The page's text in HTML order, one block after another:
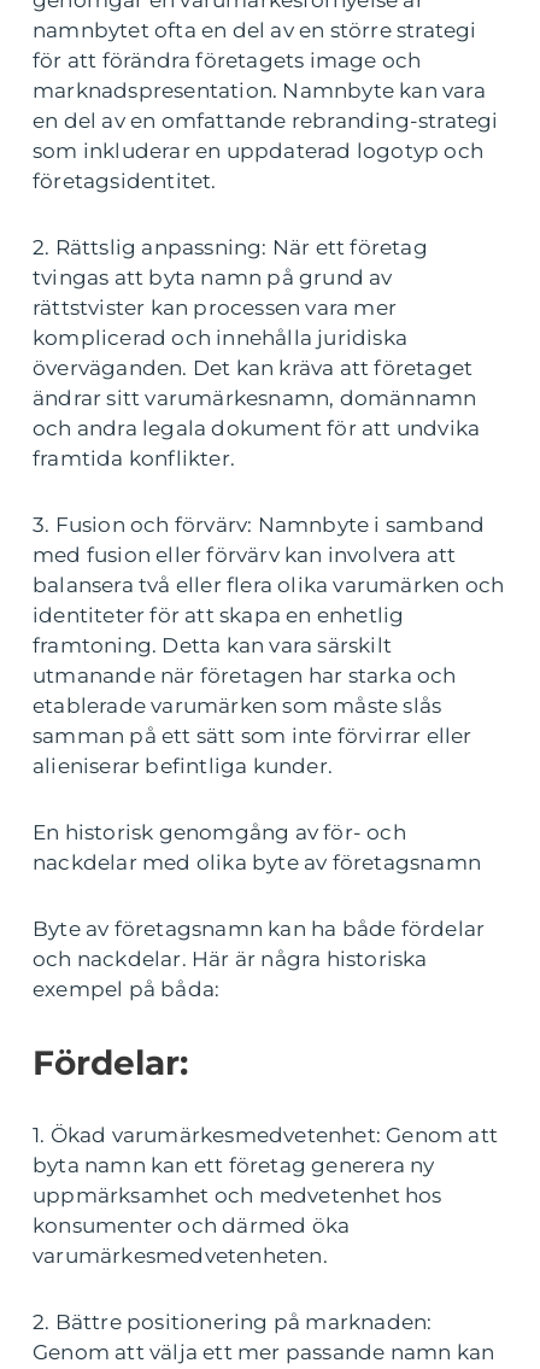
namnbytet ofta en del av en större strategi
för att förändra företagets image och
marknadspresentation. Namnbyte kan vara
en del av en omfattande rebranding-strategi
som inkluderar en uppdaterad logotyp och
företagsidentitet.
2. Rättslig anpassning: När ett företag
tvingas att byta namn på grund av
rättstvister kan processen vara mer
komplicerad och innehålla juridiska
överväganden. Det kan kräva att företaget
ändrar sitt varumärkesnamn, domännamn
och andra legala dokument för att undvika
framtida konflikter.
3. Fusion och förvärv: Namnbyte i samband
med fusion eller förvärv kan involvera att
balansera två eller flera olika varumärken och
identiteter för att skapa en enhetlig
framtoning. Detta kan vara särskilt
utmanande när företagen har starka och
etablerade varumärken som måste slås
samman på ett sätt som inte förvirrar eller
alieniserar befintliga kunder.
En historisk genomgång av för- och
nackdelar med olika byte av företagsnamn
Byte av företagsnamn kan ha både fördelar
och nackdelar. Här är några historiska
exempel på båda:
Fördelar:
1. Ökad varumärkesmedvetenhet: Genom att
byta namn kan ett företag generera ny
uppmärksamhet och medvetenhet hos
konsumenter och därmed öka
varumärkesmedvetenheten.
2. Bättre positionering på marknaden:
Genom att välja ett mer passande namn kan